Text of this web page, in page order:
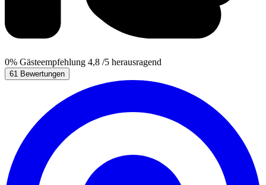
0% Gästeempfehlung 4,8 /5 herausragend
61 Bewertungen